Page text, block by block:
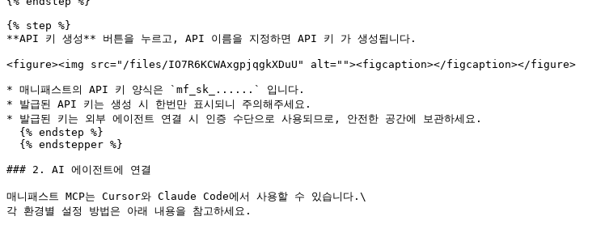
{% step %}
**API 키 생성** 버튼을 누르고, API 이름을 지정하면 API 키 가 생성됩니다.
<figure><img src="/files/IO7R6KCWAxgpjqgkXDuU" alt=""><figcaption></figcaption></figure>
* 매니패스트의 API 키 양식은 `mf_sk_......` 입니다.
* 발급된 API 키는 생성 시 한번만 표시되니 주의해주세요.
* 발급된 키는 외부 에이전트 연결 시 인증 수단으로 사용되므로, 안전한 공간에 보관하세요.
### 2. AI 에이전트에 연결
매니패스트 MCP는 Cursor와 Claude Code에서 사용할 수 있습니다.\
각 환경별 설정 방법은 아래 내용을 참고하세요.